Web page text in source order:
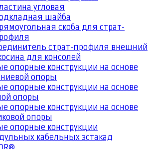
угловая
шайба
скоба для страт-
страт-профиля внешний
для консолей
опорные конструкции на основе
опоры
опорные конструкции на основе
опоры
опорные конструкции на основе
опоры
опорные конструкции
кабельных эстакад